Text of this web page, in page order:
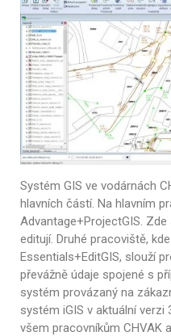
Systém GIS ve vodárnách
hlavních částí. Na hlavním
Advantage+ProjectGIS.
editují. Druhé pracoviště,
Essentials+EditGIS, slouží
převážně údaje spojené s
systém provázaný na
systém iGIS v aktuální verzi
všem pracovníkům CHVAK